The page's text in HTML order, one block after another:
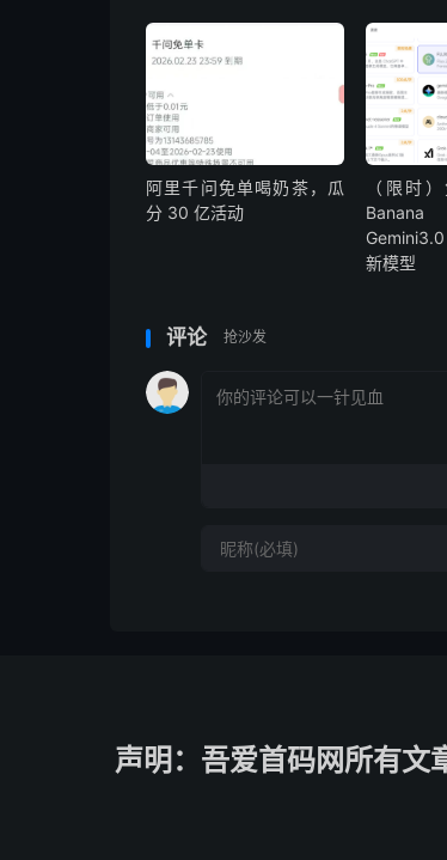
阿里千问免单喝奶茶，瓜
分 30 亿活动
（限时
新模型
评论 抢沙发
声明：吾爱首码网所有文